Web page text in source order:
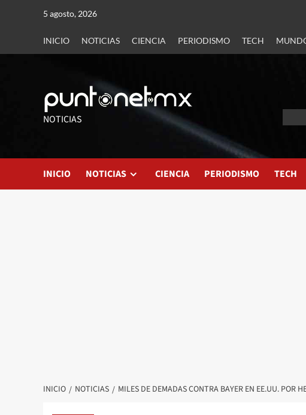
5 agosto, 2026
INICIO NOTICIAS CIENCIA PERIODISMO TECH
NOTICIAS
INICIO NOTICIAS CIENCIA PERIODISMO TECH
INICIO NOTICIAS MILES DE DEMADAS CONTRA BAYER EN EE.UU. POR